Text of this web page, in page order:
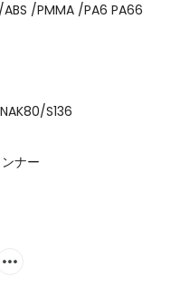
/PMMA /PA6 PA66
S136
ナー